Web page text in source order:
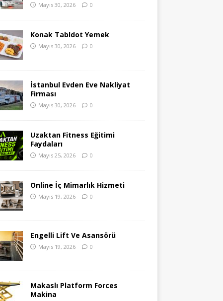
Mayıs 30, 2026 0
Konak Tabldot Yemek
Mayıs 30, 2026 0
İstanbul Evden Eve Nakliyat
Firması
Mayıs 30, 2026 0
Uzaktan Fitness Eğitimi
Faydaları
Mayıs 25, 2026 0
Online İç Mimarlık Hizmeti
Mayıs 19, 2026 0
Engelli Lift Ve Asansörü
Mayıs 19, 2026 0
Makaslı Platform Forces
Makina